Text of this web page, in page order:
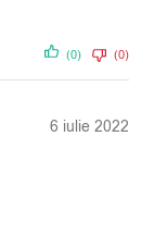
(0) (0)
6 iulie 2022